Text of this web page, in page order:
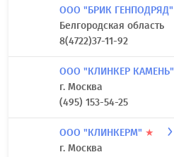
ООО "БРИК ГЕНПОДРЯД"
Белгородская область
8(4722)37-11-92
ООО "КЛИНКЕР КАМЕНЬ"
г. Москва
(495) 153-54-25
ООО "КЛИНКЕРМ" ★
г. Москва